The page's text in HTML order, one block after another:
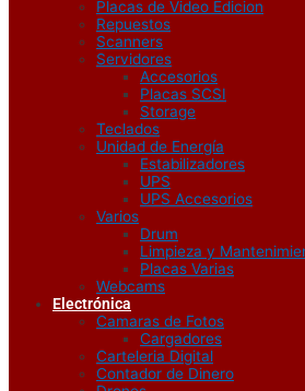
Placas de Video Edicion
Repuestos
Scanners
Servidores
Accesorios
Placas SCSI
Storage
Teclados
Unidad de Energía
Estabilizadores
UPS
UPS Accesorios
Varios
Drum
Limpieza y
Placas Varias
Webcams
Electrónica
Camaras de Fotos
Cargadores
Carteleria Digital
Contador de Dinero